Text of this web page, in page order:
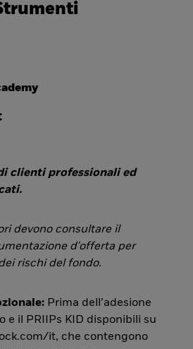
clienti professionali ed
devono consultare il
d'offerta per
rischi del fondo.
Prima dell’adesione
e il PRIIPs KID disponibili su
it, che contengono